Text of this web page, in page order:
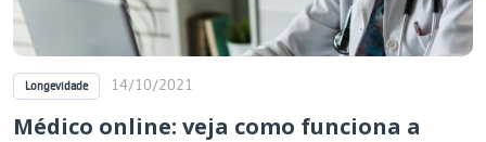
Longevidade 14/10/2021
Médico online: veja como funciona a